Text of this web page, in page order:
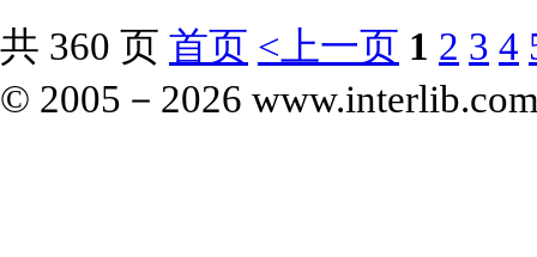
共 360 页 首页 <上一页 1 2 3 4
© 2005－ 2026